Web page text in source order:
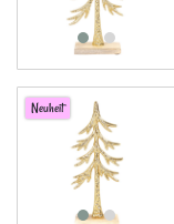
Neuheit